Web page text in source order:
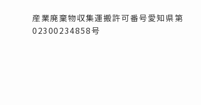
産業廃棄物収集運搬許可番号愛知県第
02300234858号